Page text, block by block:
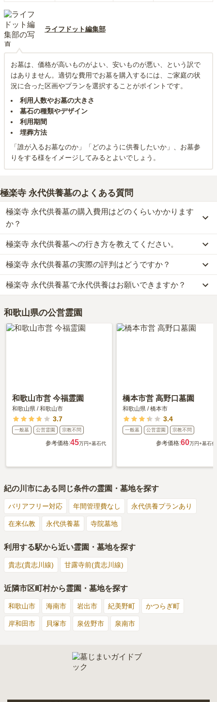
ライフドット編集部
お墓は、価格が高いものがよい、安いものが悪い、という訳で
はありません。適切な費用でお墓を購入するには、ご家庭の状
況に合った区画やプランを選択することがポイントです。
利用人数やお墓の大きさ
墓石の種類やデザイン
利用期間
埋葬方法
「誰が入るお墓なのか」「どのように供養したいか」、お墓参
りをする様をイメージしてみるとよいでしょう。
極楽寺 永代供養墓のよくある質問
極楽寺 永代供養墓の購入費用はどのくらいかかります
か？
極楽寺 永代供養墓では、永代供養墓が約68万円からお求めいただ
けます。
なお、極楽寺 永代供養墓がある和歌山県の相場は、永代供養墓が約
38万円です。
お墓は、価格が高いものがよい、安いものが悪い、という訳ではあ
きる場所を選ぶことです。
極楽寺 永代供養墓への行き方を教えてください。
公共交通機関の場合わかやま電鉄貴志川線「貴志」から徒歩14分で
す。
車の場合、岩出野上線「諸井橋」から車で3分です。
詳しいルートや地図は、本ページの「地図・交通アクセス」欄をご
確認ください。
極楽寺 永代供養墓の実際の評判はどうですか？
極楽寺 永代供養墓の口コミはまだ投稿されておりません。
口コミはあくまで一つの目安です。資料請求や現地見学を通して、
ご自身の目で雰囲気を確認してみることをおすすめします。
極楽寺 永代供養墓で永代供養はお願いできますか？
費用は、約68万円からとなっております。
極楽寺 永代供養墓がある和歌山県の永代供養墓の相場価格は、約
和歌山県の公営霊園
和歌山市営 今福霊園
和歌山県 /和歌山市
3.7
一般墓 公営霊園 宗教不問
参考価格:45万円+墓石代
橋本市営 高野口墓園
和歌山県 /橋本市
3.4
一般墓 公営霊園 宗教不問
参考価格:60万円+墓石代
紀の川市にある同じ条件の霊園・墓地を探す
バリアフリー対応 年間管理費なし 永代供養プランあり
在来仏教 永代供養墓 寺院墓地
利用する駅から近い霊園・墓地を探す
貴志(貴志川線) 甘露寺前(貴志川線)
近隣市区町村から霊園・墓地を探す
和歌山市 海南市 岩出市 紀美野町 かつらぎ町
岸和田市 貝塚市 泉佐野市 泉南市